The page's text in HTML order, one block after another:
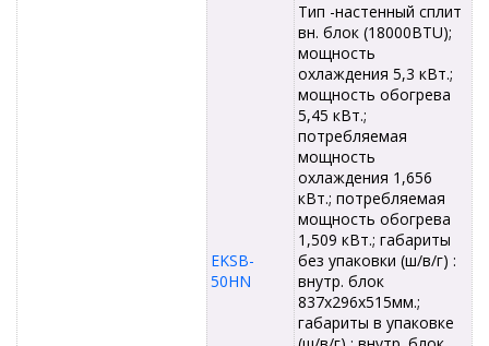
EKSB-
50HN
Тип -настенный сплит
вн. блок (18000BTU);
мощность
охлаждения 5,3 кВт.;
мощность обогрева
5,45 кВт.;
потребляемая
мощность
охлаждения 1,656
кВт.; потребляемая
мощность обогрева
1,509 кВт.; габариты
без упаковки (ш/в/г) :
внутр. блок
837x296x515мм.;
габариты в упаковке